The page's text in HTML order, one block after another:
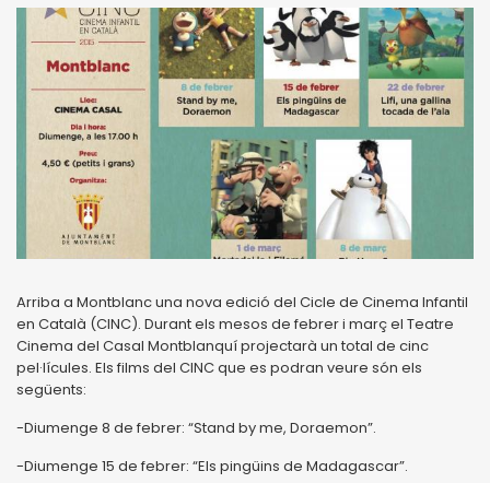
Arriba a Montblanc una nova edició del Cicle de Cinema Infantil
en Català (CINC). Durant els mesos de febrer i març el Teatre
Cinema del Casal Montblanquí projectarà un total de cinc
pel·lícules. Els films del CINC que es podran veure són els
següents:
-Diumenge 8 de febrer: “Stand by me, Doraemon”.
-Diumenge 15 de febrer: “Els pingüins de Madagascar”.